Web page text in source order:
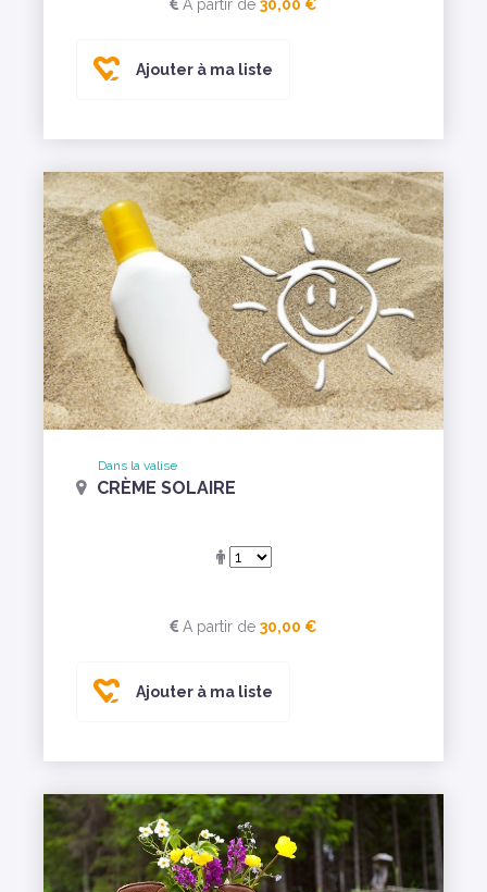
A partir de 30,00 €
Ajouter à ma liste
Dans la valise
CRÈME SOLAIRE
A partir de 30,00 €
Ajouter à ma liste